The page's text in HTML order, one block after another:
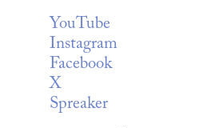
YouTube
Instagram
Facebook
X
Spreaker